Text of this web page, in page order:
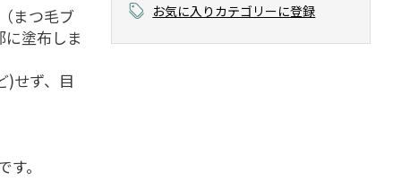
まつ毛ブ
塗布しま
)せず、目
。
お気に入りカテゴリーに登録